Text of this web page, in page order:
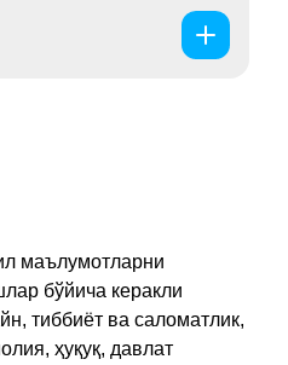
маълумотларни
бўйича керакли
тиббиёт ва саломатлик,
ҳуқуқ, давлат